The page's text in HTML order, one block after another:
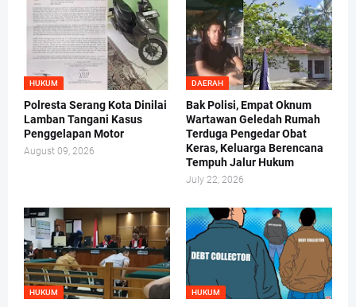
HUKUM
Polresta Serang Kota Dinilai
Lamban Tangani Kasus
Penggelapan Motor
August 09, 2026
DAERAH
Bak Polisi, Empat Oknum
Wartawan Geledah Rumah
Terduga Pengedar Obat
Keras, Keluarga Berencana
Tempuh Jalur Hukum
July 22, 2026
HUKUM HUKUM